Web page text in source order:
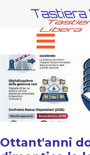
Tastiera
Salta menù
Ottant'anni